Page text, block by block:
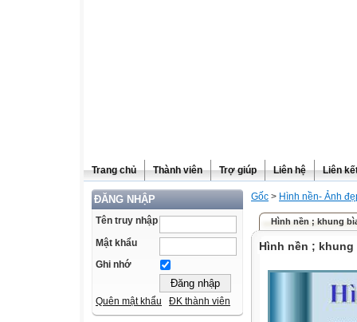
Trang chủ Thành viên Trợ giúp Liên hệ Liên
ĐĂNG NHẬP
Tên truy nhập
Mật khẩu
Ghi nhớ
Quên mật khẩu ĐK thành viên
Gốc > Hình nền- Ảnh
Hình nền ; khung
Hình nền ;